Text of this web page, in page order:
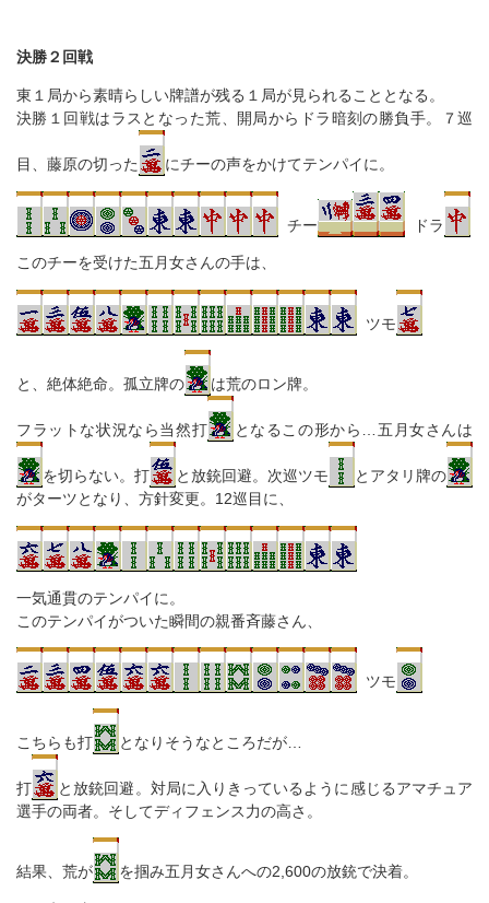
決勝２回戦
東１局から素晴らしい牌譜が残る１局が見られることとなる。
決勝１回戦はラスとなった荒、開局からドラ暗刻の勝負手。７巡
目、藤原の切った にチーの声をかけてテンパイに。
チー ドラ
このチーを受けた五月女さんの手は、
ツモ
と、絶体絶命。孤立牌の は荒のロン牌。
フラットな状況なら当然打 となるこの形から…五月女さんは
を切らない。打 と放銃回避。次巡ツモ
とアタリ牌の
がターツとなり、方針変更。12巡目に、
一気通貫のテンパイに。
このテンパイがついた瞬間の親番斉藤さん、
ツモ
こちらも打 となりそうなところだが…
打
と放銃回避。対局に入りきっているように感じるアマチュア
選手の両者。そしてディフェンス力の高さ。
結果、荒が を掴み五月女さんへの2,600の放銃で決着。